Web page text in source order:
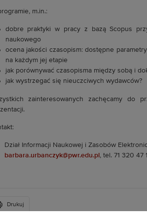
m.in.:
dobre praktyki w pracy z bazą Scopus
naukowego
ocena jakości czasopism: dostępne
na każdym jej etapie
jak porównywać czasopisma między sobą i
jak wystrzegać się nieuczciwych wydawców?
zainteresowanych zachęcamy do
Dział Informacji Naukowej i Zasobów
barbara.urbanczyk@pwr.edu.pl , tel. 71 320 47
Drukuj